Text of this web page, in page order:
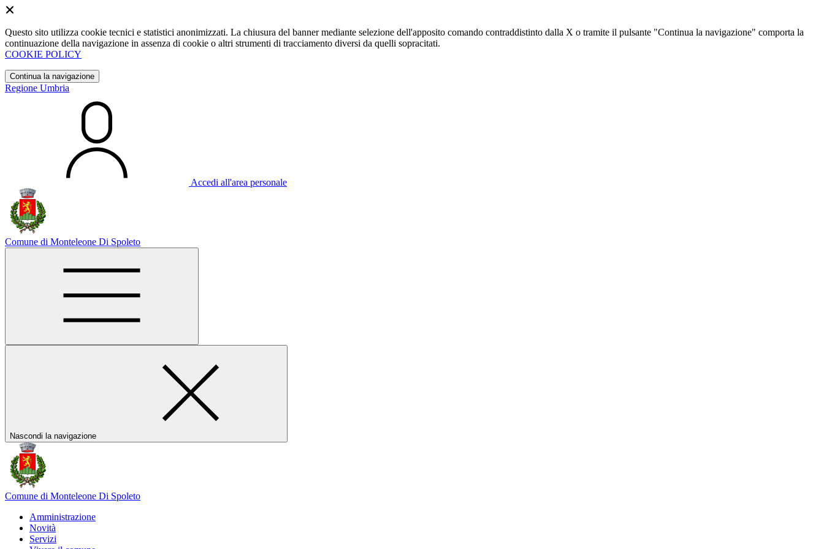
Questo sito utilizza cookie tecnici e statistici anonimizzati. La chiusura del banner mediante selezione dell'apposito comando contraddistinto dalla X o tramite il pulsante "Continua la navigazione" comporta la
continuazione della navigazione in assenza di cookie o altri strumenti di tracciamento diversi da quelli sopracitati.
COOKIE POLICY
Continua la navigazione
Regione Umbria
Accedi all'area personale
Comune di Monteleone Di Spoleto
Nascondi la navigazione
Comune di Monteleone Di Spoleto
Amministrazione
Novità
Servizi